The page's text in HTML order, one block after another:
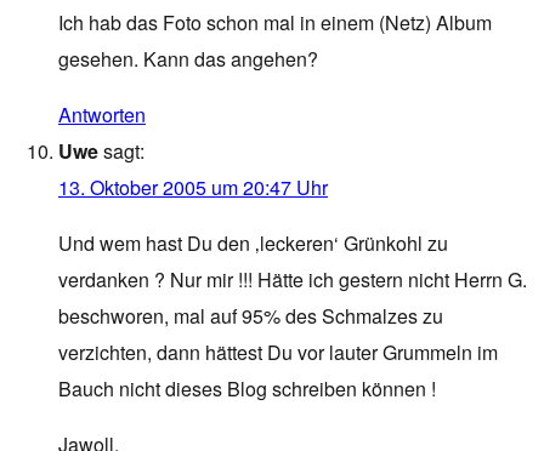
Ich hab das Foto schon mal in einem (Netz) Album
gesehen. Kann das angehen?
Antworten
Uwesagt:
13. Oktober 2005 um 20:47 Uhr
Und wem hast Du den ‚leckeren‘ Grünkohl zu
verdanken ? Nur mir !!! Hätte ich gestern nicht Herrn G.
beschworen, mal auf 95% des Schmalzes zu
verzichten, dann hättest Du vor lauter Grummeln im
Bauch nicht dieses Blog schreiben können !
Jawoll.